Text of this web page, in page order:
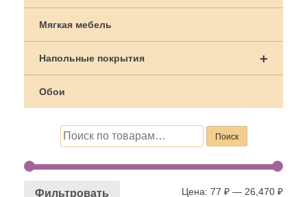
Мягкая мебель
+
Напольные покрытия
Обои
Искать: Поиск
Фильтровать Цена: 77 ₽ — 26,470 ₽